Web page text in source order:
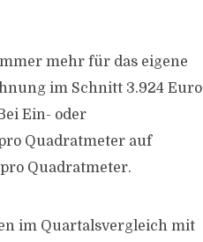
mehr für das eigene
im Schnitt 3.924 Euro
Ein- oder
Quadratmeter auf
Quadratmeter.
im Quartalsvergleich mit